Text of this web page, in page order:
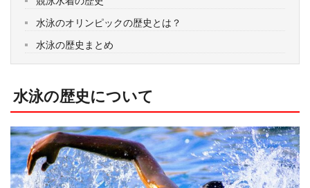
水泳のオリンピックの歴史とは？
水泳の歴史まとめ
水泳の歴史について